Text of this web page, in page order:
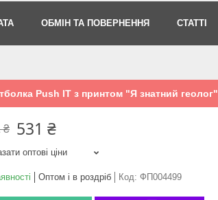
ОБМІН ТА ПОВЕРНЕННЯ СТАТТІ
Push IT з принтом "Я знатний геолог"
₴ 531 ₴
оптові ціни
Оптом і в роздріб Код: ФП004499